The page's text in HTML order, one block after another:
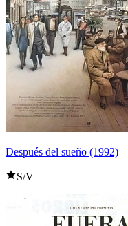
Después del sueño (1992)
S/V